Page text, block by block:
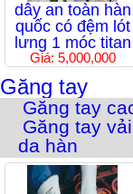
dây an toàn hàn
quốc có đệm lót
lưng 1 móc titan
Giá: 5,000,000
Găng tay
Găng tay
Găng tay vải
da hàn